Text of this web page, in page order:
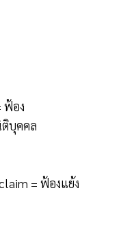
ฟ้อง
บุคคล
= ฟ้องแย้ง